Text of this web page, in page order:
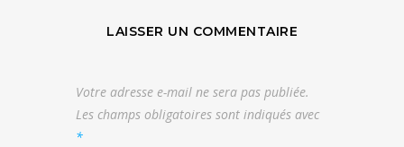
LAISSER UN COMMENTAIRE
Votre adresse e-mail ne sera pas publiée.
Les champs obligatoires sont indiqués avec
*